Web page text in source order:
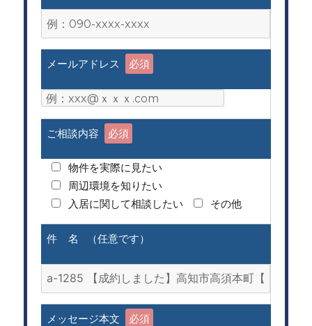
メールアドレス 必須
ご相談内容 必須
物件を実際に見たい
周辺環境を知りたい
入居に関して相談したい
その他
件 名 （任意です）
メッセージ本文 必須